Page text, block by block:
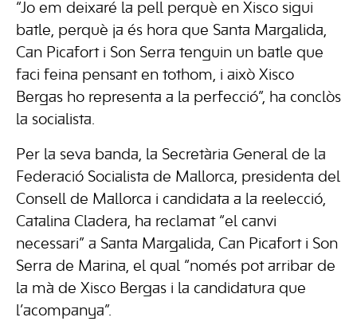
“Jo em deixaré la pell perquè en Xisco sigui
batle, perquè ja és hora que Santa Margalida,
Can Picafort i Son Serra tenguin un batle que
faci feina pensant en tothom, i això Xisco
Bergas ho representa a la perfecció”, ha conclòs
la socialista.
Per la seva banda, la Secretària General de la
Federació Socialista de Mallorca, presidenta del
Consell de Mallorca i candidata a la reelecció,
Catalina Cladera, ha reclamat “el canvi
necessari” a Santa Margalida, Can Picafort i Son
Serra de Marina, el qual “només pot arribar de
la mà de Xisco Bergas i la candidatura que
l’acompanya”.